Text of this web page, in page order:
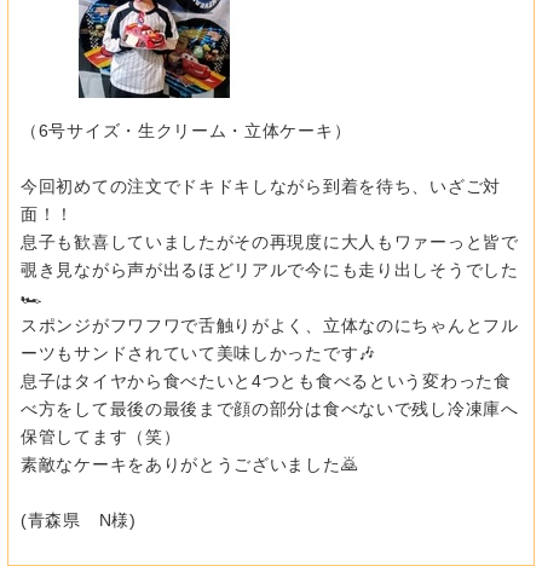
（6号サイズ・生クリーム・立体ケーキ）
今回初めての注文でドキドキしながら到着を待ち、いざご対
面！！
息子も歓喜していましたがその再現度に大人もワァーっと皆で
覗き見ながら声が出るほどリアルで今にも走り出しそうでした
🏎
スポンジがフワフワで舌触りがよく、立体なのにちゃんとフル
ーツもサンドされていて美味しかったです🎶
息子はタイヤから食べたいと4つとも食べるという変わった食
べ方をして最後の最後まで顔の部分は食べないで残し冷凍庫へ
保管してます（笑）
素敵なケーキをありがとうございました🙇
(青森県 N様)